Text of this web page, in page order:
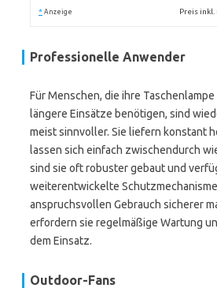
* Anzeige Preis inkl.
Professionelle Anwender
Für Menschen, die ihre
längere Einsätze benötigen, sind
meist sinnvoller. Sie liefern konstant
lassen sich einfach zwischendurch
sind sie oft robuster gebaut und
weiterentwickelte
anspruchsvollen Gebrauch sicherer
erfordern sie regelmäßige Wartung
dem Einsatz.
Outdoor-Fans